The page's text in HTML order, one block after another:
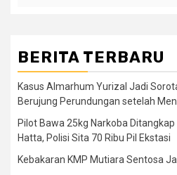
BERITA TERBARU
Kasus Almarhum Yurizal Jadi
Berujung Perundungan setelah
Pilot Bawa 25kg Narkoba
Hatta, Polisi Sita 70 Ribu Pil Ekstasi
Kebakaran KMP Mutiara Sentosa